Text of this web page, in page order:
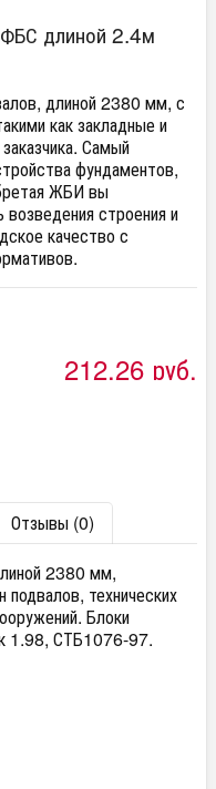
длиной 2.4м
длиной 2380 мм, с
как закладные и
Самый
фундаментов,
ЖБИ вы
возведения строения и
качество с
212,26 руб.
Отзывы (0)
2380 мм,
подвалов, технических
Блоки
1.98, СТБ1076-97.